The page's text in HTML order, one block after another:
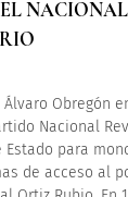
Obregón
Nacional
para
de acceso al